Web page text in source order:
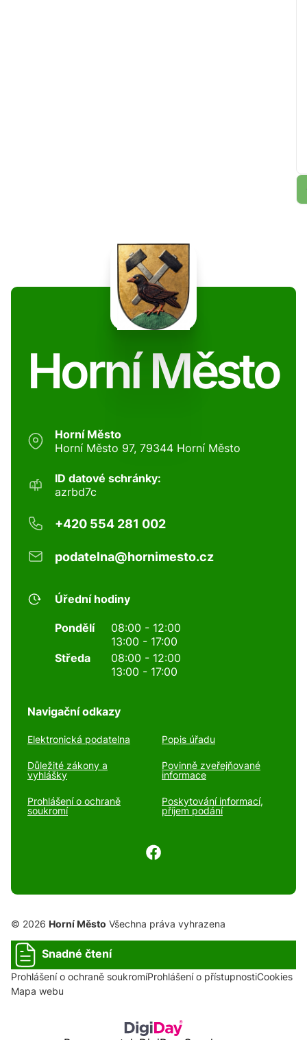
Horní Město
Horní Město
Horní Město 97, 79344 Horní Město
ID datové schránky:
azrbd7c
+420 554 281 002
podatelna@hornimesto.cz
Úřední hodiny
Pondělí
08:00 - 12:00
13:00 - 17:00
Středa
08:00 - 12:00
13:00 - 17:00
Navigační odkazy
Elektronická podatelna Popis úřadu
Důležité zákony a
vyhlášky
Povinně zveřejňované
informace
Prohlášení o ochraně
soukromí
Poskytování informací,
příjem podání
© 2026 Horní Město Všechna práva vyhrazena
Snadné čtení
Prohlášení o ochraně soukromíProhlášení o přístupnostiCookies
Mapa webu